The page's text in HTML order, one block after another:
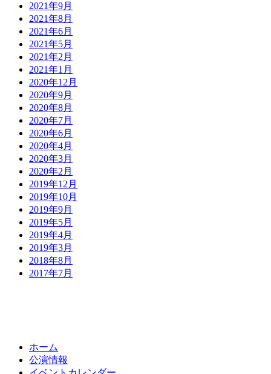
2021年9月
2021年8月
2021年6月
2021年5月
2021年2月
2021年1月
2020年12月
2020年9月
2020年8月
2020年7月
2020年6月
2020年4月
2020年3月
2020年2月
2019年12月
2019年10月
2019年9月
2019年5月
2019年4月
2019年3月
2018年8月
2017年7月
ホーム
公演情報